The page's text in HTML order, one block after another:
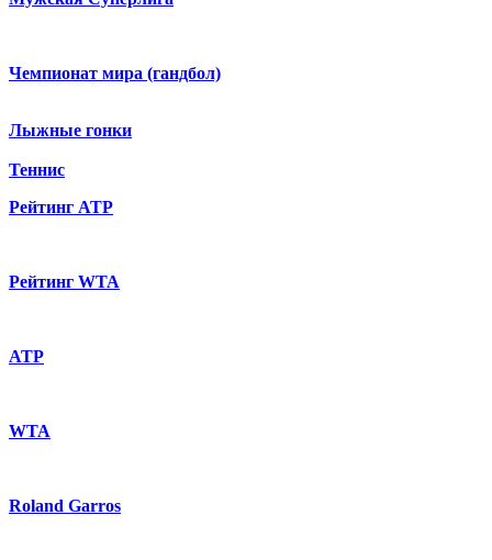
Чемпионат мира (гандбол)
Лыжные гонки
Теннис
Рейтинг ATP
Рейтинг WTA
ATP
WTA
Roland Garros